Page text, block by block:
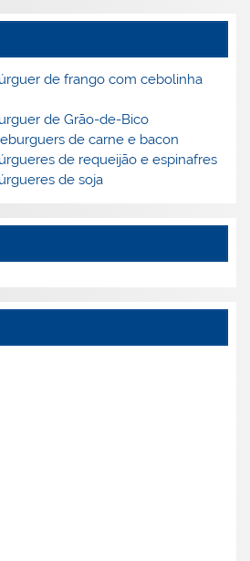
ai
de frango com cebolinha
de Grão-de-Bico
de carne e bacon
de requeijão e espinafres
de soja